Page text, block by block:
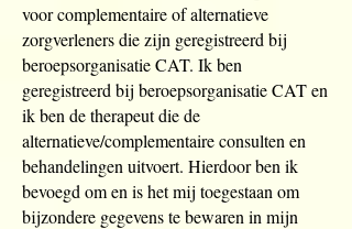
voor complementaire of alternatieve
zorgverleners die zijn geregistreerd bij
beroepsorganisatie CAT. Ik ben
geregistreerd bij beroepsorganisatie CAT en
ik ben de therapeut die de
alternatieve/complementaire consulten en
behandelingen uitvoert. Hierdoor ben ik
bevoegd om en is het mij toegestaan om
bijzondere gegevens te bewaren in mijn